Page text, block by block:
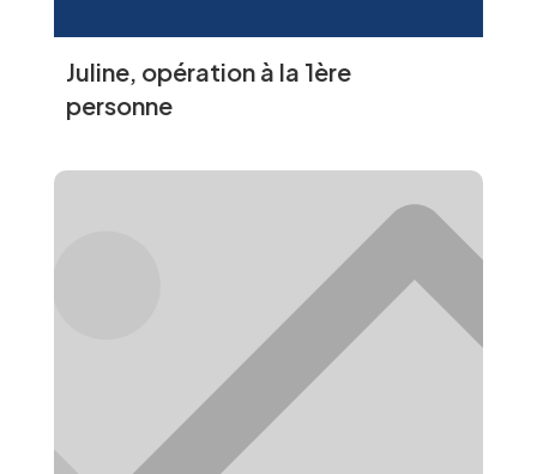
Juline, opération à la 1ère
personne